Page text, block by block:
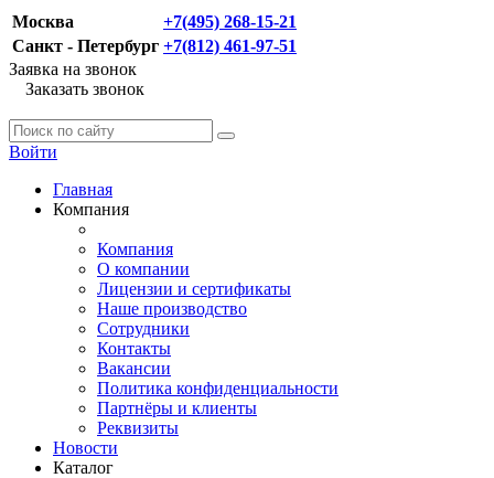
Москва
+7(495) 268-15-21
Санкт - Петербург +7(812) 461-97-51
Заявка на звонок
Заказать звонок
Войти
Главная
Компания
Компания
О компании
Лицензии и сертификаты
Наше производство
Сотрудники
Контакты
Вакансии
Политика конфиденциальности
Партнёры и клиенты
Реквизиты
Новости
Каталог